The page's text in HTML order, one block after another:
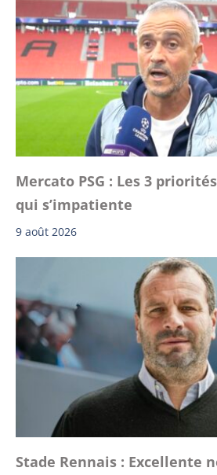
Mercato PSG : Les 3
qui s’impatiente
9 août 2026
Stade Rennais : Excellente